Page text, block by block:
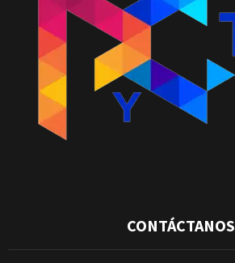
CONTÁCTANOS